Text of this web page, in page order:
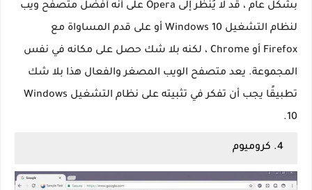
بشكل عام ، قد لا يُنظر إلى Opera على أنه أفضل متصفح ويب
لنظام التشغيل Windows 10 أو على قدم المساواة مع
Firefox أو Chrome ، لكنه بلا شك حصل على مكانه في نفس
المجموعة. يعد متصفح الويب المصغر والفعال هذا بلا شك
تطبيقًا يجب أن تفكر في تثبيته على نظام التشغيل Windows
10.
4. كروميوم